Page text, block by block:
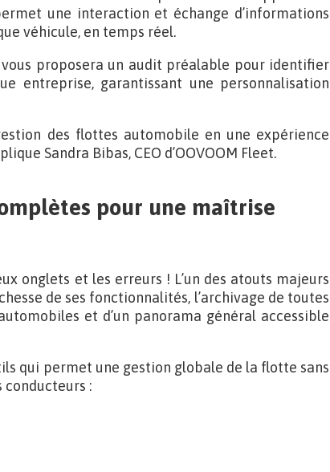
une interaction et échange d’informations
véhicule, en temps réel.
proposera un audit préalable pour identifier
entreprise, garantissant une personnalisation
des flottes automobile en une expérience
Sandra Bibas, CEO d’OOVOOM Fleet.
pour une maîtrise
onglets et les erreurs ! L’un des atouts majeurs
de ses fonctionnalités, l’archivage de toutes
et d’un panorama général accessible
qui permet une gestion globale de la flotte sans
conducteurs :